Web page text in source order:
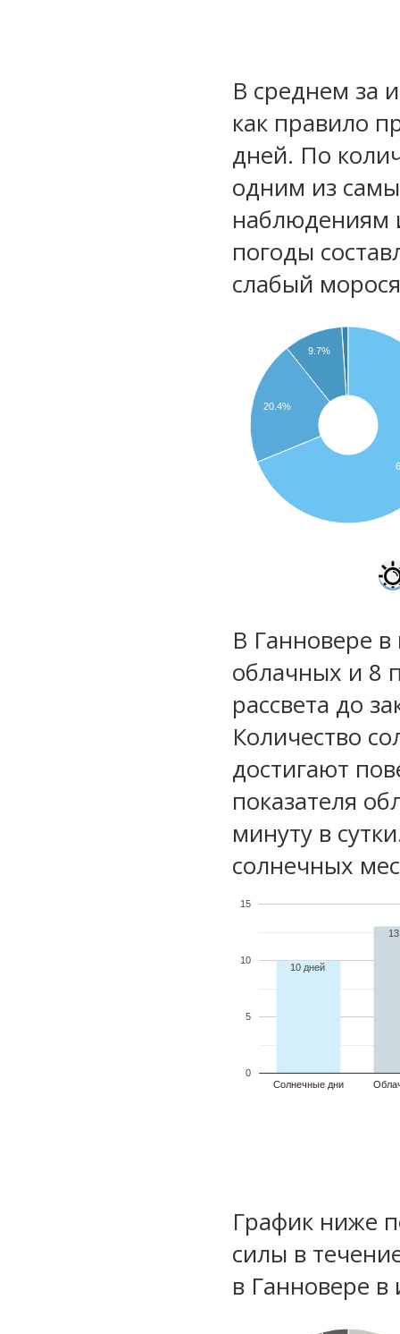
В среднем за
как правило
дней. По
одним из
наблюдениям
погоды
слабый
9.7%
20.4%
В Ганновере
облачных и 8
рассвета до
Количество
достигают
показателя
минуту в
солнечных
Солнечные дни
0
5
10
15
10 дней
График ниже
силы в
в Ганновере